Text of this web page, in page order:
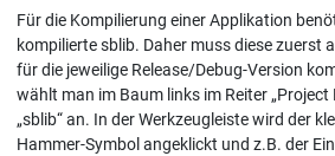
Für die Kompilierung einer Applikation
kompilierte sblib. Daher muss diese zuerst
für die jeweilige Release/Debug-Version
wählt man im Baum links im Reiter „Project
„sblib“ an. In der Werkzeugleiste wird der
Hammer-Symbol angeklickt und z.B. der